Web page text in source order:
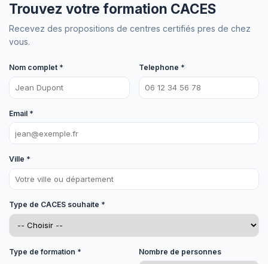
Trouvez votre formation CACES
Recevez des propositions de centres certifiés pres de chez
vous.
Nom complet * Telephone *
Email *
Ville *
Type de CACES souhaite *
Type de formation * Nombre de personnes